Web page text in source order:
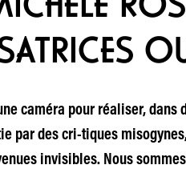
caméra pour réaliser,
par des cri-tiques
invisibles. Nous